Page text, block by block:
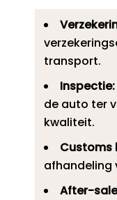
transport.​
Inspectie:
de auto ter
kwaliteit.​
Customs
afhandeling
After-